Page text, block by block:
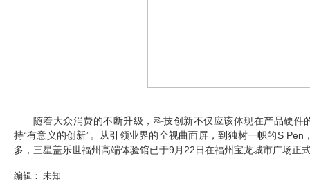
随着大众消费的不断升级，科技创新不仅应该体现在产品硬
持“有意义的创新”。从引领业界的全视曲面屏，到独树一帜的S
多，三星盖乐世福州高端体验馆已于9月22日在福州宝龙城市广场
编辑： 未知